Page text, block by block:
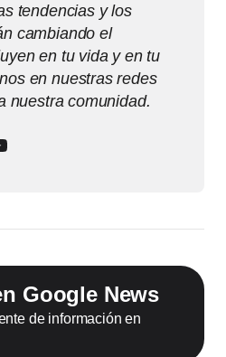
tendencias y los
cambiando el
en tu vida y en tu
en nuestras redes
nuestra comunidad.
Google News
de información en